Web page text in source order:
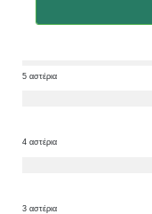
5 αστέρια
4 αστέρια
3 αστέρια